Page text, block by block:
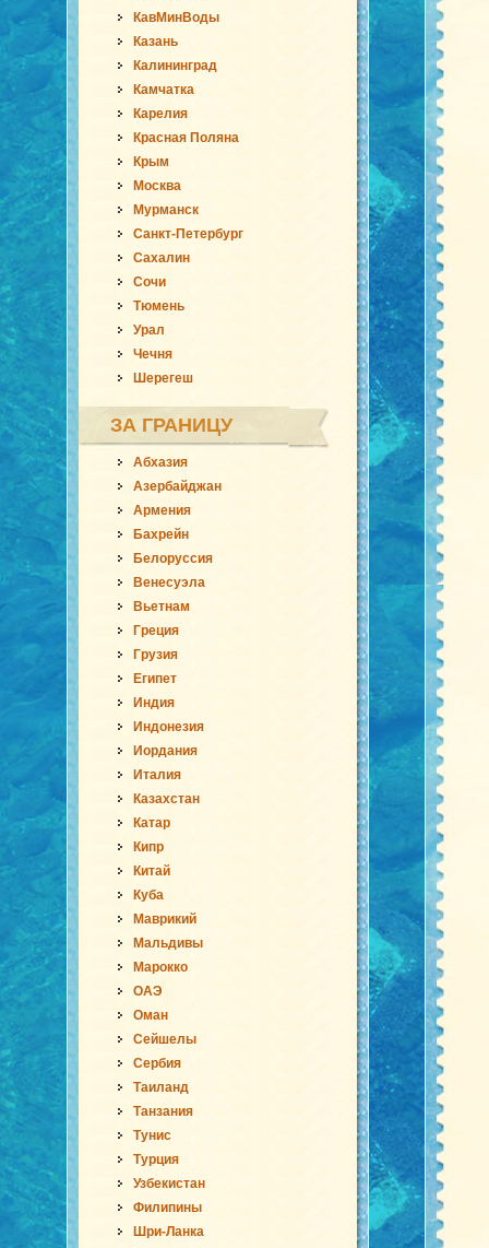
КавМинВоды
Казань
Калининград
Камчатка
Карелия
Красная Поляна
Крым
Москва
Мурманск
Санкт-Петербург
Сахалин
Сочи
Тюмень
Урал
Чечня
Шерегеш
ЗА ГРАНИЦУ
Абхазия
Азербайджан
Армения
Бахрейн
Белоруссия
Венесуэла
Вьетнам
Греция
Грузия
Египет
Индия
Индонезия
Иордания
Италия
Казахстан
Катар
Кипр
Китай
Куба
Маврикий
Мальдивы
Марокко
ОАЭ
Оман
Сейшелы
Сербия
Таиланд
Танзания
Тунис
Турция
Узбекистан
Филипины
Шри-Ланка